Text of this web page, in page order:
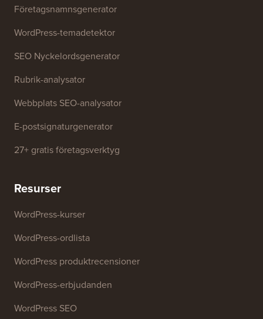
Gratis verktyg
Företagsnamnsgenerator
WordPress-temadetektor
SEO Nyckelordsgenerator
Webbplats SEO-analysator
E-postsignaturgenerator
27+ gratis företagsverktyg
Resurser
WordPress-kurser